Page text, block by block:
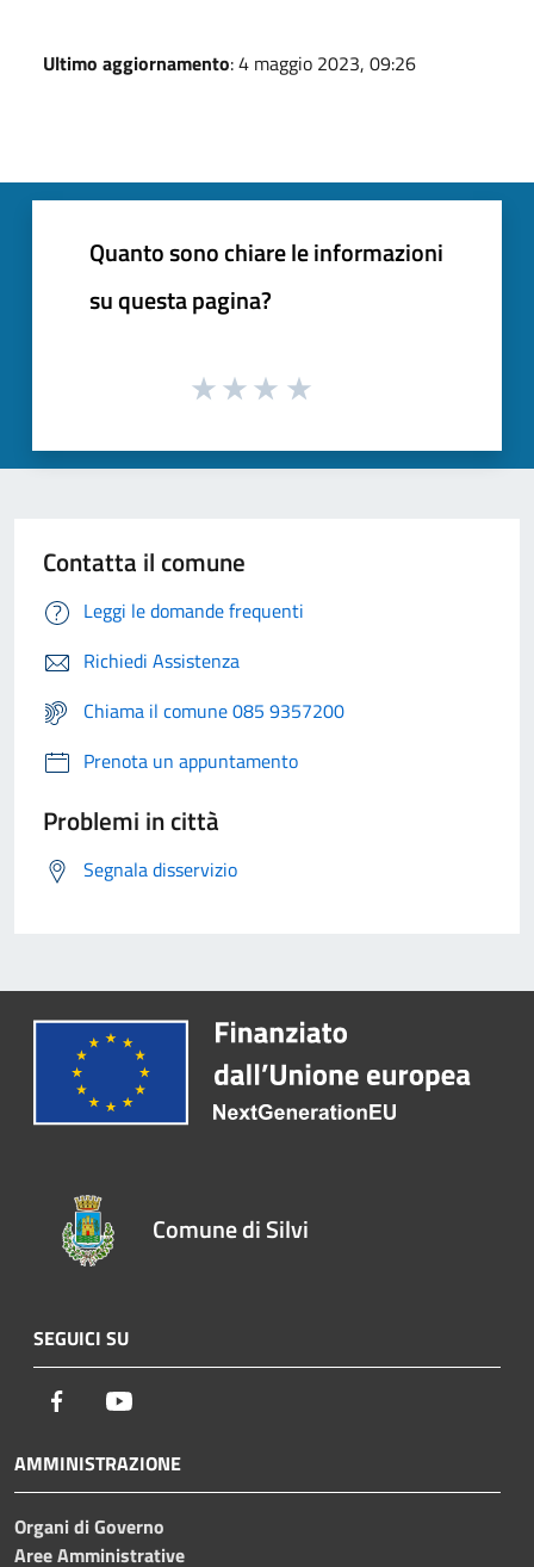
Ultimo aggiornamento: 4 maggio 2023, 09:26
Quanto sono chiare le informazioni
su questa pagina?
Contatta il comune
Leggi le domande frequenti
Richiedi Assistenza
Chiama il comune 085 9357200
Prenota un appuntamento
Problemi in città
Segnala disservizio
Comune di Silvi
SEGUICI SU
Facebook
AMMINISTRAZIONE
Organi di Governo
Aree Amministrative